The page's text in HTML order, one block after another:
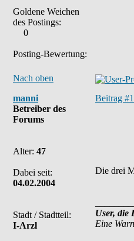
Goldene Weichen
des Postings:
0
Posting-Bewertung:
Nach oben
manni
Betreiber des
Forums
Alter: 47
Dabei seit:
04.02.2004
Stadt / Stadtteil:
I-Arzl
Beitrag
Die drei
User, die
Eine